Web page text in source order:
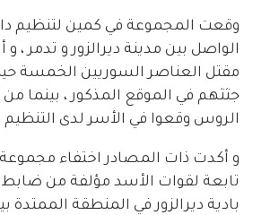
وقعت المجموعة في كمين لتنظيم
الواصل بين مدينة ديرالزور و تدمر
مقتل العناصر السوريين الخمسة
جثثهم في الموقع المذكور ، بينما من
الروس وقعوا في الأسر لدى التنظيم
و أكدت ذات المصادر اختفاء
تابعة لقوات الأسد مؤلفة من
بادية ديرالزور في المنطقة الممتدة